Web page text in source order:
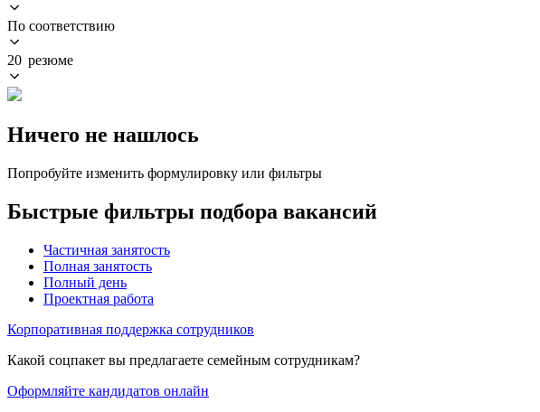
По соответствию
20 резюме
Ничего не нашлось
Попробуйте изменить формулировку или фильтры
Быстрые фильтры подбора вакансий
Частичная занятость
Полная занятость
Полный день
Проектная работа
Корпоративная поддержка сотрудников
Какой соцпакет вы предлагаете семейным сотрудникам?
Оформляйте кандидатов онлайн